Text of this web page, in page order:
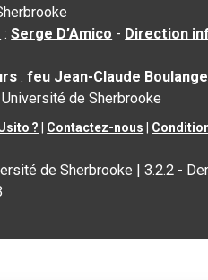
:Serge D’Amico - Direction
:feu Jean-Claude
Université de Sherbrooke
? Contactez-nous
de Sherbrooke |3.2.2 -